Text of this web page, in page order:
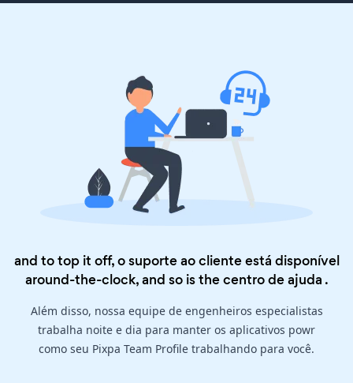
and to top it off, o suporte ao cliente está disponível
around-the-clock, and so is thecentro de ajuda .
Além disso, nossa equipe de engenheiros especialistas
trabalha noite e dia para manter os aplicativos powr
como seu Pixpa Team Profile trabalhando para você.